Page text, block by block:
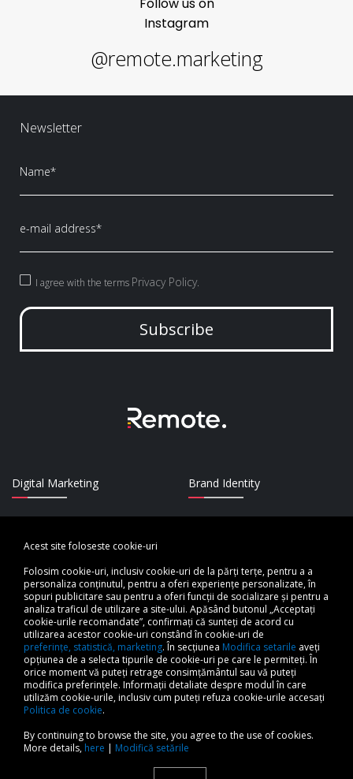
Instagram
@remote.marketing
Newsletter
I agree with the terms Privacy Policy.
Subscribe
Digital Marketing
UI/UX Design
Brand Identity
Strategy
About us
Blog
Projects
Terms and conditions
Politica cookie
Acest site foloseste cookie-uri
Folosim cookie-uri, inclusiv cookie-uri de la părți terțe, pentru a a
personaliza conținutul, pentru a oferi experiențe personalizate, în
sopuri publicitare sau pentru a oferi funcții de socializare și pentru a
analiza traficul de utilizare a site-ului. Apăsând butonul „Acceptați
cookie-urile recomandate”, confirmați că sunteți de acord cu
utilizarea acestor cookie-uri constând în cookie-uri de
preferințe, statistică, marketing. În secțiunea Modifica setarile aveți
opțiunea de a selecta tipurile de cookie-uri pe care le permiteți. În
orice moment vă puteți retrage consimțământul sau vă puteți
modifica preferințele. Informații detaliate despre modul în care
utilizăm cookie-urile, inclusiv cum puteți refuza cookie-urile accesați
Politica de cookie.
By continuing to browse the site, you agree to the use of cookies.
More details, here | Modifică setările